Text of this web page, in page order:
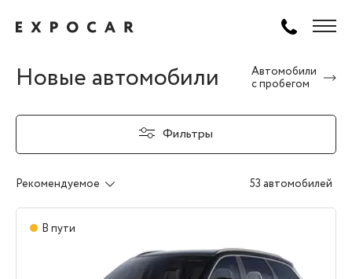
Новые автомобили
Автомобили
с пробегом
Фильтры
Рекомендуемое 53 автомобилей
В пути